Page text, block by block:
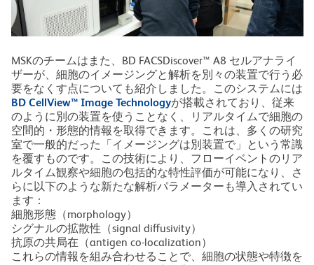
MSKのチームはまた、BD FACSDiscover™ A8 セルアナライ
ザーが、細胞のイメージングと解析を別々の装置で行う必
要をなくす点についても紹介しました。このシステムには
BD CellView™ Image Technologyが搭載されており、従来
のように別の装置を使うことなく、リアルタイムで細胞の
空間的・形態的情報を取得できます。これは、多くの研究
室で一般的だった「イメージングは別装置で」という常識
を覆すものです。この技術により、フローイベントのリア
ルタイム観察や細胞の包括的な特性評価が可能になり、さ
らに以下のような新たな解析パラメーターも導入されてい
ます：
細胞形態（morphology）
シグナルの拡散性（signal diffusivity）
抗原の共局在（antigen co-localization）
これらの情報を組み合わせることで、細胞の状態や特徴を